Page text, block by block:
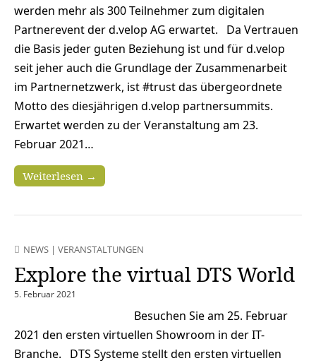
werden mehr als 300 Teilnehmer zum digitalen
Partnerevent der d.velop AG erwartet. Da Vertrauen
die Basis jeder guten Beziehung ist und für d.velop
seit jeher auch die Grundlage der Zusammenarbeit
im Partnernetzwerk, ist #trust das übergeordnete
Motto des diesjährigen d.velop partnersummits.
Erwartet werden zu der Veranstaltung am 23.
Februar 2021…
Weiterlesen →
NEWS | VERANSTALTUNGEN
Explore the virtual DTS World
5. Februar 2021
Besuchen Sie am 25. Februar
2021 den ersten virtuellen Showroom in der IT-
Branche. DTS Systeme stellt den ersten virtuellen